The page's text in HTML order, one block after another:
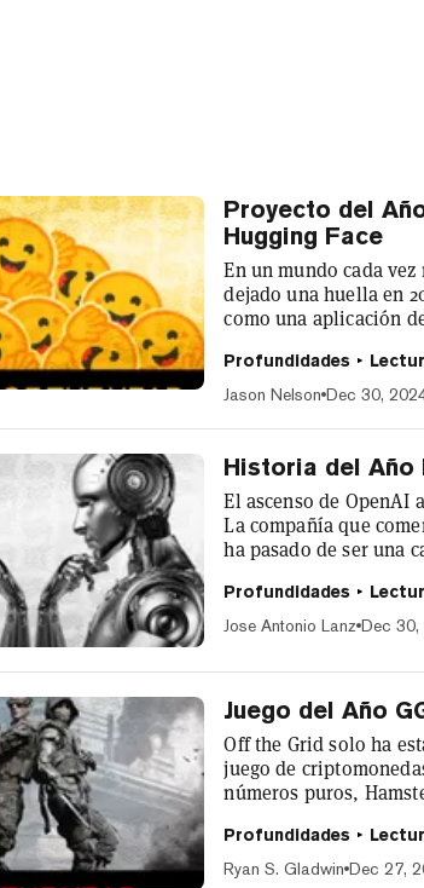
Proyecto del
Hugging Face
En un mundo cada
dejado una huella en
como una aplicación
para investigadores,
inversión, Hugging
Profundidades
Jason Nelson Dec 30,
Historia del Año
El ascenso de
La compañía que
ha pasado de ser una
potenciar los iPhone
ingresos. ¿Se acabó el
Profundidades
Jose Antonio Lanz Dec 30,
Juego del Año
Off the Grid solo ha
juego de
números puros,
como un truco
justificó la
Profundidades
Ryan S. Gladwin Dec 27,